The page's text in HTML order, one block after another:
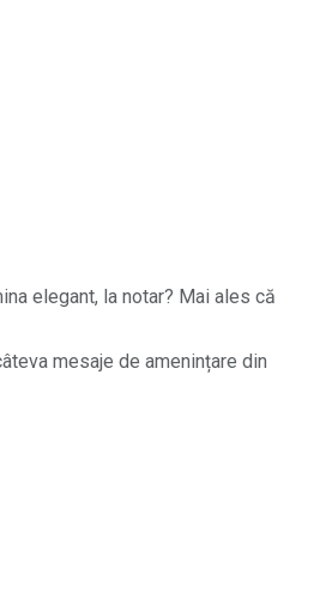
elegant, la notar? Mai ales că
mesaje de amenințare din